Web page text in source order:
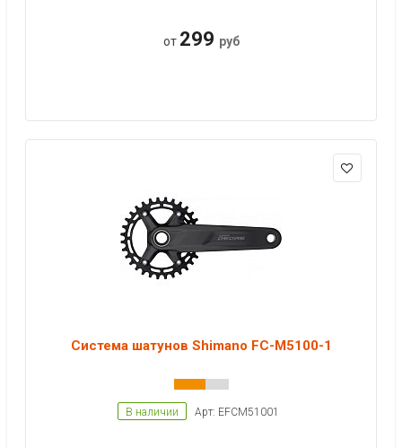
от 299 руб
Система шатунов Shimano FC-M5100-1
В наличии Арт: EFCM51001